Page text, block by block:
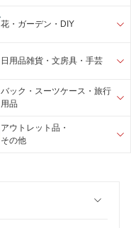
花・ガーデン・DIY
日用品雑貨・文房具・手芸
バック・スーツケース・旅行
用品
アウトレット品・
その他